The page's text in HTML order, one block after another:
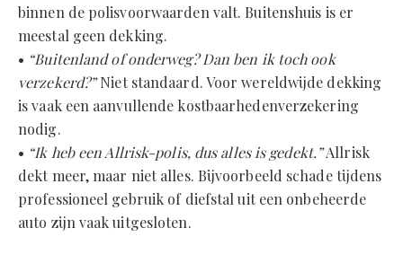
binnen de polisvoorwaarden valt. Buitenshuis is er
meestal geen dekking.
• “Buitenland of onderweg? Dan ben ik toch ook
verzekerd?”Niet standaard. Voor wereldwijde dekking
is vaak een aanvullende kostbaarhedenverzekering
nodig.
• “Ik heb een Allrisk-polis, dus alles is gedekt.”Allrisk
dekt meer, maar niet alles. Bijvoorbeeld schade tijdens
professioneel gebruik of diefstal uit een onbeheerde
auto zijn vaak uitgesloten.